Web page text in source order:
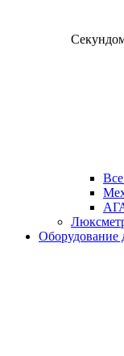
Оборудование